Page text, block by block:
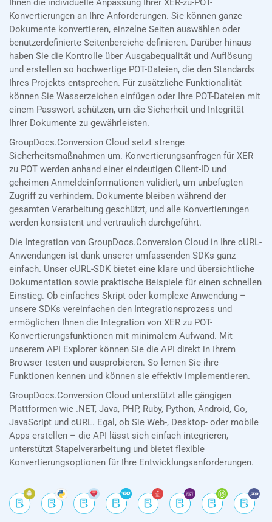
Ihnen die individuelle Anpassung Ihrer XER-zu-POT-
Konvertierungen an Ihre Anforderungen. Sie können ganze
Dokumente konvertieren, einzelne Seiten auswählen oder
benutzerdefinierte Seitenbereiche definieren. Darüber hinaus
haben Sie die Kontrolle über Ausgabequalität und Auflösung
und erstellen so hochwertige POT-Dateien, die den Standards
Ihres Projekts entsprechen. Für zusätzliche Funktionalität
können Sie Wasserzeichen einfügen oder Ihre POT-Dateien mit
einem Passwort schützen, um die Sicherheit und Integrität
Ihrer Dokumente zu gewährleisten.
GroupDocs.Conversion Cloud setzt strenge
Sicherheitsmaßnahmen um. Konvertierungsanfragen für XER
zu POT werden anhand einer eindeutigen Client-ID und
geheimen Anmeldeinformationen validiert, um unbefugten
Zugriff zu verhindern. Dokumente bleiben während der
gesamten Verarbeitung geschützt, und alle Konvertierungen
werden konsistent und vertraulich durchgeführt.
Die Integration von GroupDocs.Conversion Cloud in Ihre cURL-
Anwendungen ist dank unserer umfassenden SDKs ganz
einfach. Unser cURL-SDK bietet eine klare und übersichtliche
Dokumentation sowie praktische Beispiele für einen schnellen
Einstieg. Ob einfaches Skript oder komplexe Anwendung –
unsere SDKs vereinfachen den Integrationsprozess und
ermöglichen Ihnen die Integration von XER zu POT-
Konvertierungsfunktionen mit minimalem Aufwand. Mit
unserem API Explorer können Sie die API direkt in Ihrem
Browser testen und ausprobieren. So lernen Sie ihre
Funktionen kennen und können sie effektiv implementieren.
GroupDocs.Conversion Cloud unterstützt alle gängigen
Plattformen wie .NET, Java, PHP, Ruby, Python, Android, Go,
JavaScript und cURL. Egal, ob Sie Web-, Desktop- oder mobile
Apps erstellen – die API lässt sich einfach integrieren,
unterstützt Stapelverarbeitung und bietet flexible
Konvertierungsoptionen für Ihre Entwicklungsanforderungen.